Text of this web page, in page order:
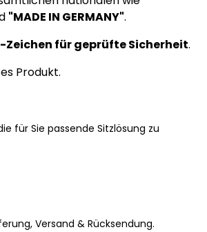
"MADE IN GERMANY".
Zeichen für geprüfte Sicherheit.
Produkt.
für Sie passende Sitzlösung zu
Versand & Rücksendung.